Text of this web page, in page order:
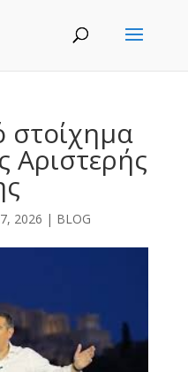
στοίχημα
Αριστερής
2026 | BLOG